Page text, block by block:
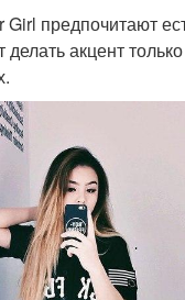
предпочитают
делать акцент